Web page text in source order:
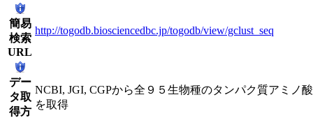
簡易
検索
URL
http://togodb.biosciencedbc.jp/togodb/view/gclust_seq
デー
タ取
得方
NCBI, JGI, CGPから全９５生物種のタンパク質アミノ
を取得